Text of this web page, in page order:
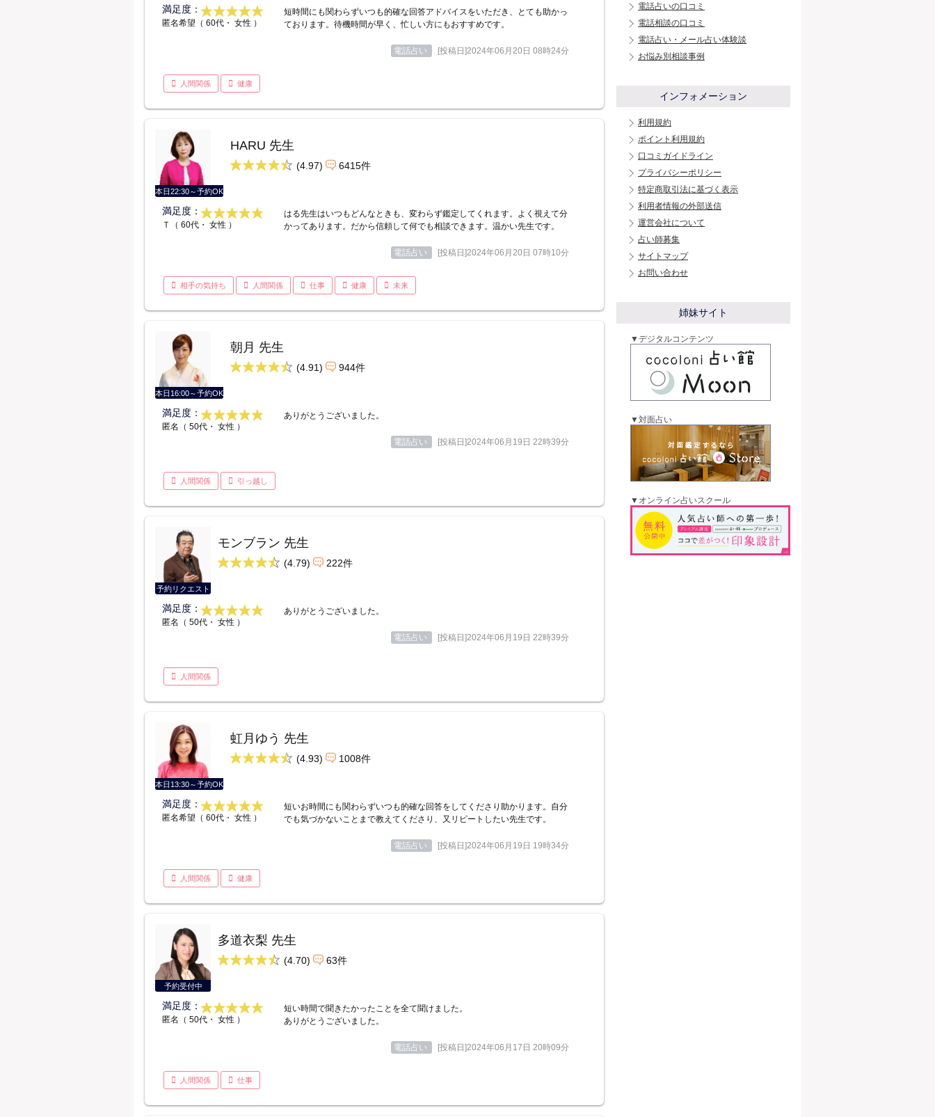
満足度：
匿名希望（ 60代・ 女性 ）
短時間にも関わらずいつも的確な回答アドバイスをいただき、とても助かっ
ております。待機時間が早く、忙しい方にもおすすめです。
電話占い [投稿日]2024年06月20日 08時24分
人間関係 健康
本日22:30～予約OK
HARU 先生
(4.97) 6415件
満足度：
Ｔ（ 60代・ 女性 ）
はる先生はいつもどんなときも、変わらず鑑定してくれます。よく視えて分
かってあります。だから信頼して何でも相談できます。温かい先生です。
電話占い [投稿日]2024年06月20日 07時10分
相手の気持ち 人間関係 仕事 健康 未来
本日16:00～予約OK
朝月 先生
(4.91) 944件
満足度：
匿名（ 50代・ 女性 ）
ありがとうございました。
電話占い [投稿日]2024年06月19日 22時39分
人間関係 引っ越し
予約リクエスト
モンブラン 先生
(4.79) 222件
満足度：
匿名（ 50代・ 女性 ）
ありがとうございました。
電話占い [投稿日]2024年06月19日 22時39分
人間関係
本日13:30～予約OK
虹月ゆう 先生
(4.93) 1008件
満足度：
匿名希望（ 60代・ 女性 ）
短いお時間にも関わらずいつも的確な回答をしてくださり助かります。自分
でも気づかないことまで教えてくださり、又リピートしたい先生です。
電話占い [投稿日]2024年06月19日 19時34分
人間関係 健康
予約受付中
多道衣梨 先生
(4.70) 63件
満足度：
匿名（ 50代・ 女性 ）
短い時間で聞きたかったことを全て聞けました。
ありがとうございました。
電話占い [投稿日]2024年06月17日 20時09分
人間関係 仕事
電話占いの口コミ
電話相談の口コミ
電話占い・メール占い体験談
お悩み別相談事例
インフォメーション
利用規約
ポイント利用規約
口コミガイドライン
プライバシーポリシー
特定商取引法に基づく表示
利用者情報の外部送信
運営会社について
占い師募集
サイトマップ
お問い合わせ
姉妹サイト
▼デジタルコンテンツ
▼対面占い
▼オンライン占いスクール